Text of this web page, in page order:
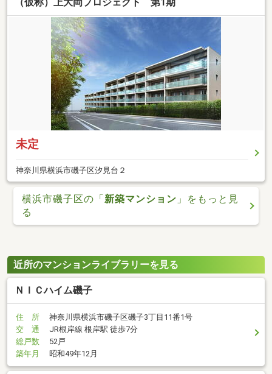
（仮称）上大岡プロジェクト 第1期
未定
神奈川県横浜市磯子区汐見台２
横浜市磯子区の「新築マンション 」をもっと見
る
近所のマンションライブラリーを見る
ＮＩＣハイム磯子
住 所
神奈川県横浜市磯子区磯子3丁目11番1号
交 通
JR根岸線 根岸駅 徒歩7分
総戸数
52戸
築年月
昭和49年12月